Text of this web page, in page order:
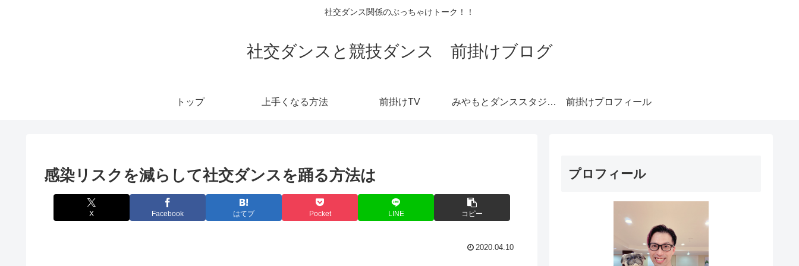
社交ダンス関係のぶっちゃけトーク！！
社交ダンスと競技ダンス 前掛けブログ
トップ 上手くなる方法 前掛けTV みやもとダンススタジオ札幌 前掛けプロフィール
感染リスクを減らして社交ダンスを踊る方法は
X Facebook はてブ Pocket LINE コピー
2020.04.10
プロフィール